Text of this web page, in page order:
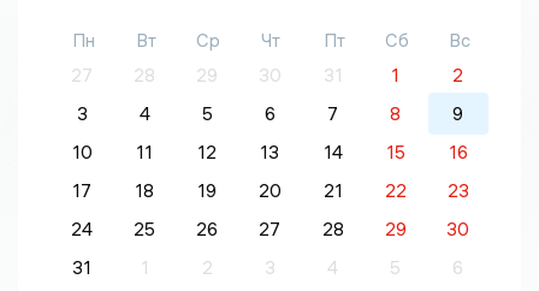
Пн Вт Ср Чт Пт Сб
Вс
27
28 29 30 31 1
2
3
4 5 6 7 8
9
10
11 12 13 14 15
16
17
18 19 20 21 22
23
24
25 26 27 28 29
30
31
1 2 3 4 5 6